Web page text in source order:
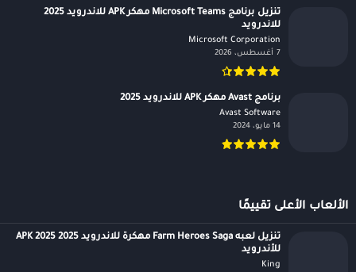
تنزيل برنامج Microsoft Teams مهكر APK للاندرويد 2025
للاندرويد
Microsoft Corporation‏
7 أغسطس، 2026
برنامج Avast مهكر APK للاندرويد 2025
Avast Software‏
14 مايو، 2024
الألعاب الأعلى تقييمًا
تنزيل لعبه Farm Heroes Saga مهكرة للاندرويد APK 2025 2025
للأندرويد
King‏